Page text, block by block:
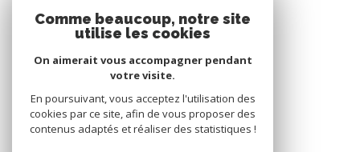
Comme beaucoup, notre site
utilise les cookies
On aimerait vous accompagner pendant
votre visite.
En poursuivant, vous acceptez l'utilisation des
cookies par ce site, afin de vous proposer des
contenus adaptés et réaliser des statistiques !